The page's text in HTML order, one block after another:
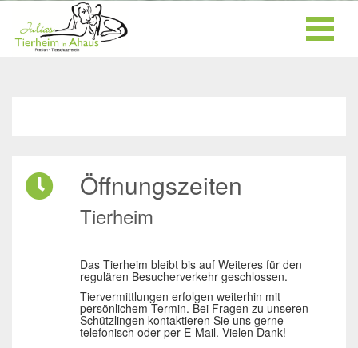
Öffnungszeiten
Tierheim
Das Tierheim bleibt bis auf Weiteres für den
regulären Besucherverkehr geschlossen.
Tiervermittlungen erfolgen weiterhin mit
persönlichem Termin. Bei Fragen zu unseren
Schützlingen kontaktieren Sie uns gerne
telefonisch oder per E-Mail. Vielen Dank!